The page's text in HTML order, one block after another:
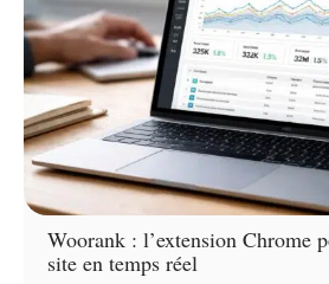
Woorank : l’extension Chrome
site en temps réel